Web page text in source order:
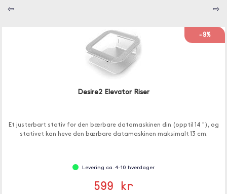
⇦ ⇨
-9%
Desire2 Elevator Riser
Et justerbart stativ for den bærbare datamaskinen din (opptil 14 "), og
stativet kan heve den bærbare datamaskinen maksimalt 13 cm.
Levering ca. 4-10 hverdager
599 kr